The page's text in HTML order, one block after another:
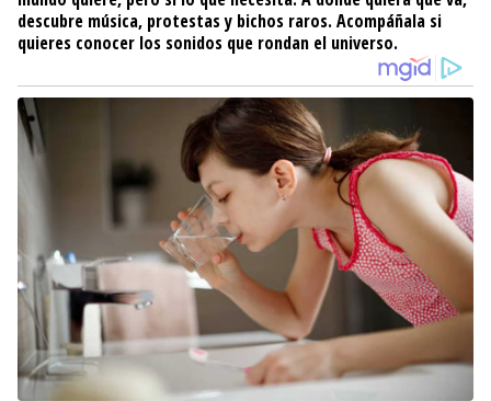
descubre música, protestas y bichos raros. Acompáñala si
quieres conocer los sonidos que rondan el universo.